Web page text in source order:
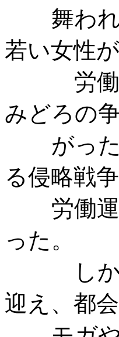
舞わ
若い女性
労働
みどろの
がっ
る侵略戦
労働
った。
しか
迎え、都